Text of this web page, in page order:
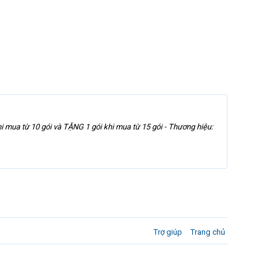
từ 10 gói và TẶNG 1 gói khi mua từ 15 gói - Thương hiệu:
Trợ giúp Trang chủ